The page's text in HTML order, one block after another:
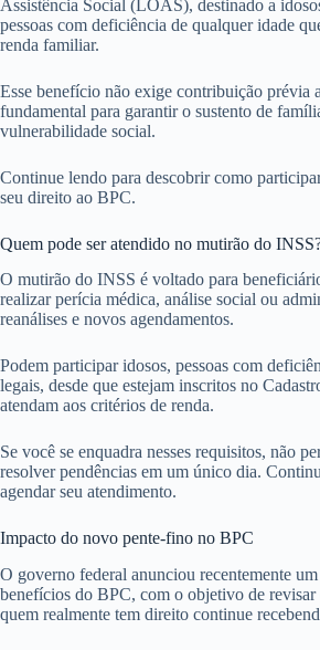
Assistência Social (LOAS), destinado a
pessoas com deficiência de qualquer idade
renda familiar.
Esse benefício não exige contribuição prévia
fundamental para garantir o sustento de
vulnerabilidade social.
Continue lendo para descobrir como
seu direito ao BPC.
Quem pode ser atendido no mutirão do
O mutirão do INSS é voltado para
realizar perícia médica, análise social ou
reanálises e novos agendamentos.
Podem participar idosos, pessoas com
legais, desde que estejam inscritos no
atendam aos critérios de renda.
Se você se enquadra nesses requisitos, não
resolver pendências em um único dia.
agendar seu atendimento.
Impacto do novo pente-fino no BPC
O governo federal anunciou recentemente
benefícios do BPC, com o objetivo de revisar
quem realmente tem direito continue